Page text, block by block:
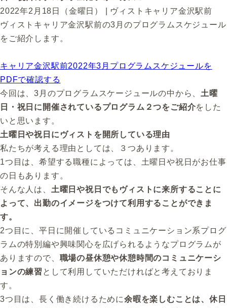
2022年2月18日（金曜日） | ヴィストキャリア金沢駅前
ヴィストキャリア金沢駅前の3月のプログラムスケジュール
をご紹介します。
キャリア金沢駅前2022年3月プログラムスケジュールを
PDFで確認する
今回は、3月のプログラムスケージュールの中から、 土曜
日・祝日に開催されているプログラム２つをご紹介をした
いと思います。
土曜日や祝日にヴィストを開所している理由
私たちが考える理由としては、３つあります。
1つ目は、希望する職種によっては、土曜日や祝日がお仕事
の日もあります。
そんな人は、 土曜日や祝日でもヴィストに来所することに
よって、出勤のイメージをつけて利用することができま
す。
2つ目に、平日に開催しているコミュニケーション系プログ
ラムの特別編や興味関心を広げられるようなプログラムが
ありますので、 職場の昼休憩や休憩時間のコミュニケーシ
ョンの練習 として利用していただければと考えておりま
す。
3つ目は、長く働き続けるために余暇を楽しむことは、休日